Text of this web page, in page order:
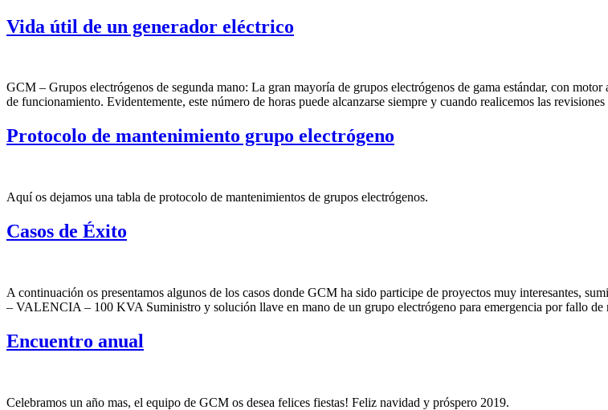
Vida útil de un generador eléctrico
GCM – Grupos electrógenos de segunda mano: La gran mayoría de grupos electrógenos de gama estándar, con
de funcionamiento. Evidentemente, este número de horas puede alcanzarse siempre y cuando realicemos las
Protocolo de mantenimiento grupo electrógeno
Aquí os dejamos una tabla de protocolo de mantenimientos de grupos electrógenos.
Casos de Éxito
A continuación os presentamos algunos de los casos donde GCM ha sido participe de proyectos muy interesantes,
– VALENCIA – 100 KVA Suministro y solución llave en mano de un grupo electrógeno para emergencia por fallo
Encuentro anual
Celebramos un año mas, el equipo de GCM os desea felices fiestas! Feliz navidad y próspero 2019.